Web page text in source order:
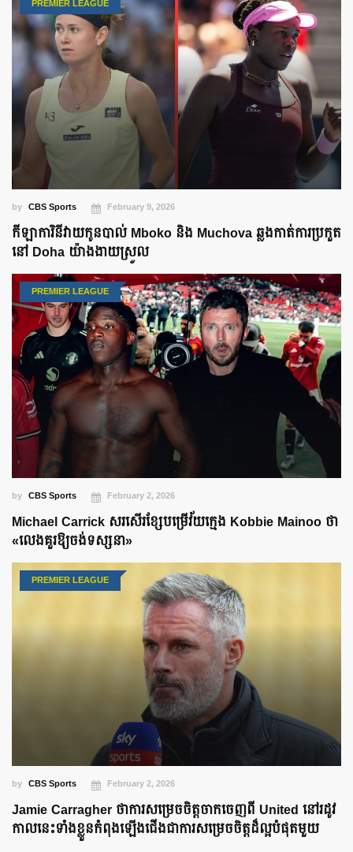
PREMIER LEAGUE
by CBS Sports February 9, 2026
កីឡាការិនីវាយកូនបាល់ Mboko និង Muchova ឆ្លងកាត់ការប្រកួត
នៅ Doha យ៉ាងងាយស្រួល
PREMIER LEAGUE
by CBS Sports February 2, 2026
Michael Carrick សរសើរខ្សែបម្រើវ័យក្មេង Kobbie Mainoo ថា
«លេងគួរឱ្យចង់ទស្សនា»
PREMIER LEAGUE
by CBS Sports February 2, 2026
Jamie Carragher ថាការសម្រេចចិត្តចាកចេញពី United នៅរដូវ
កាលនេះទាំងខ្លួនកំពុងឡើងជើងជាការសម្រេចចិត្តដ៏ល្អបំផុតមួយ